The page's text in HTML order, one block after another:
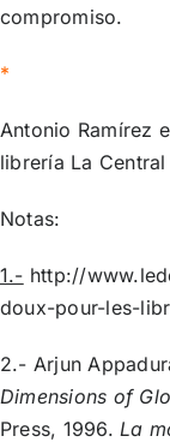
compromiso.
*
Antonio Ramírez
librería La
Notas:
1.- http://
doux-pour-les-
2.- Arjun
Dimensions of
Press, 1996. La